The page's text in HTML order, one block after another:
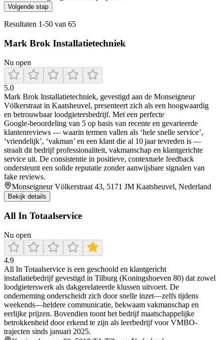
Volgende stap
Resultaten 1-50 van 65
Mark Brok Installatietechniek
Nu open
5.0
Mark Brok Installatietechniek, gevestigd aan de Monseigneur
Völkerstraat in Kaatsheuvel, presenteert zich als een hoogwaardig
en betrouwbaar loodgietersbedrijf. Met een perfecte
Google‑beoordeling van 5 op basis van recente en gevarieerde
klantenreviews — waarin termen vallen als ‘hele snelle service’,
‘vriendelijk’, ‘vakman’ en een klant die al 10 jaar tevreden is —
straalt dit bedrijf professionaliteit, vakmanschap en klantgerichte
service uit. De consistentie in positieve, contextuele feedback
ondersteunt een solide reputatie zonder aanwijsbare signalen van
fake reviews.
Monseigneur Völkerstraat 43, 5171 JM Kaatsheuvel, Nederland
Bekijk details
All In Totaalservice
Nu open
4.9
All In Totaalservice is een geschoold en klantgericht
installatiebedrijf gevestigd in Tilburg (Koningshoeven 80) dat zowel
loodgieterswerk als dakgerelateerde klussen uitvoert. De
onderneming onderscheidt zich door snelle inzet—zelfs tijdens
weekends—heldere communicatie, bekwaam vakmanschap en
eerlijke prijzen. Bovendien toont het bedrijf maatschappelijke
betrokkenheid door erkend te zijn als leerbedrijf voor VMBO-
trajecten sinds januari 2025.